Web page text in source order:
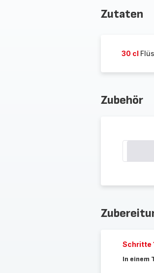
Zutaten
30 cl
Zubehör
Schritte
In einem